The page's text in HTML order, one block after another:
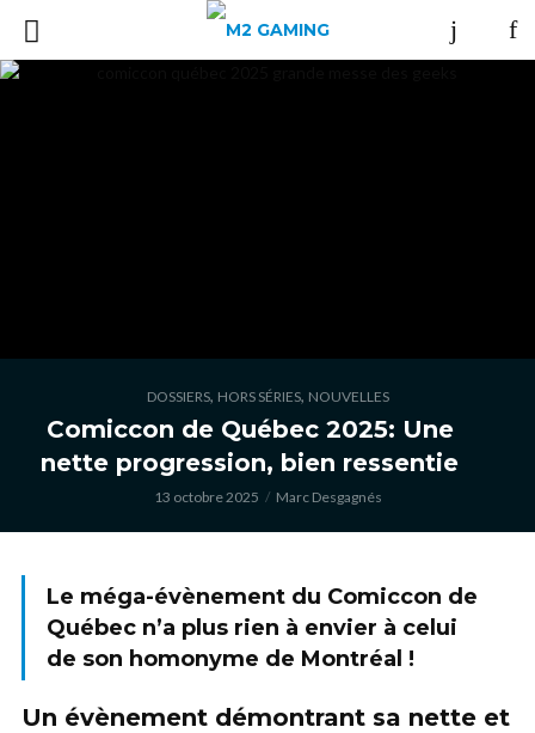
DOSSIERS, HORS SÉRIES, NOUVELLES
Comiccon de Québec 2025: Une
nette progression, bien ressentie
13 octobre 2025 Marc Desgagnés
Le méga-évènement du Comiccon de
Québec n’a plus rien à envier à celui
de son homonyme de Montréal !
Un évènement démontrant sa nette et